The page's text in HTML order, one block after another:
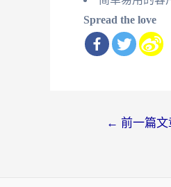
Spread the love
← 前一篇文